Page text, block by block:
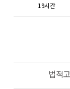
19시간
법적